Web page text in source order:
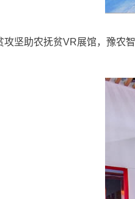
攻坚助农抚贫VR展馆，豫农